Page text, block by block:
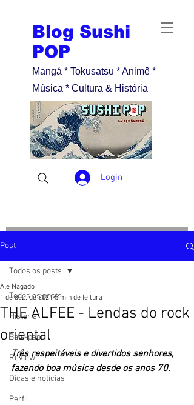
Blog Sushi
POP
Mangá * Tokusatsu * Animê *
Música * Cultura & História
Login
Post
Todos os posts
História
Bate-papo
Review
Dicas e notícias
Perfil
Todos os posts
THE ALFEE - Lendas do rock
oriental
Ale Nagado
1 de dez. de 2021 5 min de leitura
Três respeitáveis e divertidos senhores,
fazendo boa música desde os anos 70.